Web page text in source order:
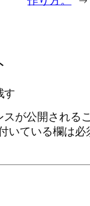
す
スが公開される
いている欄は必